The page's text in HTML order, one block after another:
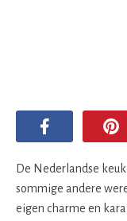
De Nederlandse
sommige andere
eigen charme en